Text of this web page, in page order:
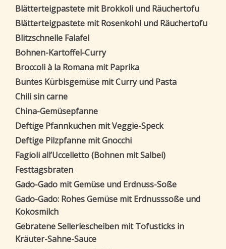
Blätterteigpastete mit Brokkoli und Räuchertofu
Blätterteigpastete mit Rosenkohl und Räuchertofu
Blitzschnelle Falafel
Bohnen-Kartoffel-Curry
Broccoli à la Romana mit Paprika
Buntes Kürbisgemüse mit Curry und Pasta
Chili sin carne
China-Gemüsepfanne
Deftige Pfannkuchen mit Veggie-Speck
Deftige Pilzpfanne mit Gnocchi
Fagioli all’Uccelletto (Bohnen mit Salbei)
Festtagsbraten
Gado-Gado mit Gemüse und Erdnuss-Soße
Gado-Gado: Rohes Gemüse mit Erdnusssoße und
Kokosmilch
Gebratene Selleriescheiben mit Tofusticks in
Kräuter-Sahne-Sauce